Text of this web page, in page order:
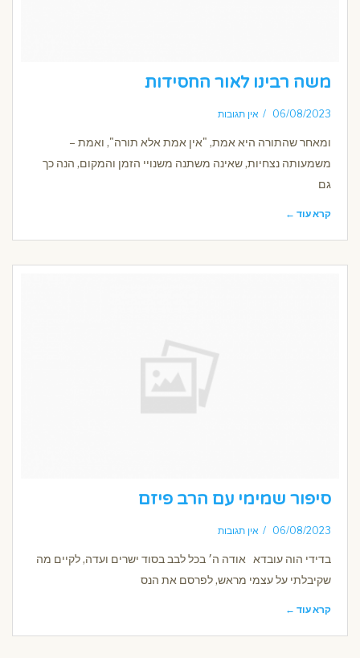
משה רבינו לאור החסידות
06/08/2023 אין תגובות
ומאחר שהתורה היא אמת, "אין אמת אלא תורה", ואמת –
משמעותה נצחיות, שאינה משתנה משנויי הזמן והמקום, הנה כך
גם
קרא עוד ←
סיפור שמימי עם הרב פיזם
06/08/2023 אין תגובות
בדידי הוה עובדא אודה ה׳ בכל לבב בסוד ישרים ועדה, לקיים מה
שקיבלתי על עצמי מראש, לפרסם את הנס
קרא עוד ←